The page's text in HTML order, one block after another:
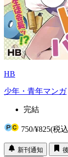
HB
少年・青年マンガ
完結
750/¥825(税
新刊通知